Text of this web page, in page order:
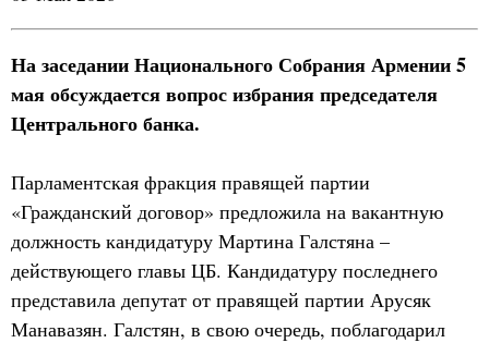
На заседании Национального Собрания Армении 5
мая обсуждается вопрос избрания председателя
Центрального банка.
Парламентская фракция правящей партии
«Гражданский договор» предложила на вакантную
должность кандидатуру Мартина Галстяна –
действующего главы ЦБ. Кандидатуру последнего
представила депутат от правящей партии Арусяк
Манавазян. Галстян, в свою очередь, поблагодарил